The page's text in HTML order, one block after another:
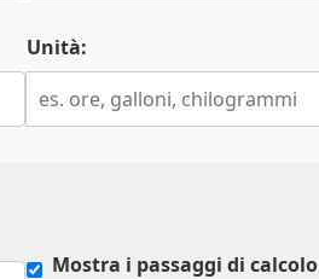
Unità:
Mostra i passaggi di calcolo